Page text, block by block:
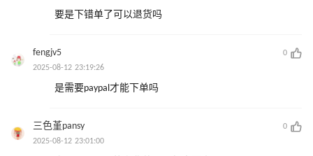
要是下错单了可以退货吗
fengjv5
0
2025-08-12 23:19:26
是需要paypal才能下单吗
三色堇pansy
0
2025-08-12 23:01:00